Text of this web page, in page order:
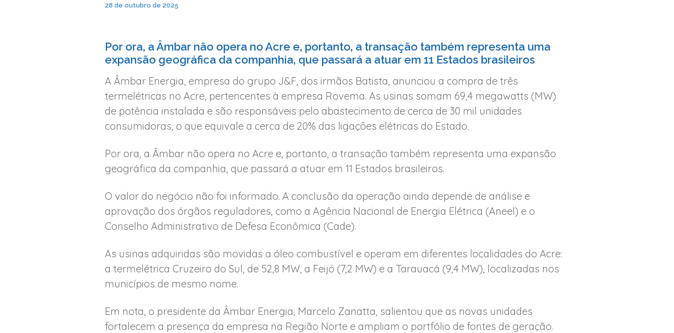
28 de outubro de 2025
Por ora, a Âmbar não opera no Acre e, portanto, a transação também representa uma
expansão geográfica da companhia, que passará a atuar em 11 Estados brasileiros
A Âmbar Energia, empresa do grupo J&F, dos irmãos Batista, anunciou a compra de três
termelétricas no Acre, pertencentes à empresa Rovema. As usinas somam 69,4 megawatts (MW)
de potência instalada e são responsáveis pelo abastecimento de cerca de 30 mil unidades
consumidoras, o que equivale a cerca de 20% das ligações elétricas do Estado.
Por ora, a Âmbar não opera no Acre e, portanto, a transação também representa uma expansão
geográfica da companhia, que passará a atuar em 11 Estados brasileiros.
O valor do negócio não foi informado. A conclusão da operação ainda depende de análise e
aprovação dos órgãos reguladores, como a Agência Nacional de Energia Elétrica (Aneel) e o
Conselho Administrativo de Defesa Econômica (Cade).
As usinas adquiridas são movidas a óleo combustível e operam em diferentes localidades do Acre:
a termelétrica Cruzeiro do Sul, de 52,8 MW, a Feijó (7,2 MW) e a Tarauacá (9,4 MW), localizadas nos
municípios de mesmo nome.
Em nota, o presidente da Âmbar Energia, Marcelo Zanatta, salientou que as novas unidades
fortalecem a presença da empresa na Região Norte e ampliam o portfólio de fontes de geração.